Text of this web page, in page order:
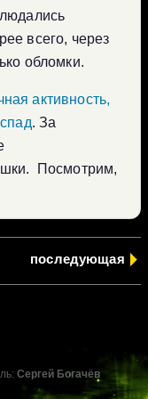
всего, через
обломки.
активность,
. За
Посмотрим,
последующая
Сергей Богачёв